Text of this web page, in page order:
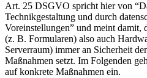
Art. 25 DSGVO spricht hier von
Technikgestaltung und durch
Voreinstellungen” und meint damit,
(z. B. Formularen) also auch
Serverraum) immer an Sicherheit
Maßnahmen setzt. Im Folgenden
auf konkrete Maßnahmen ein.